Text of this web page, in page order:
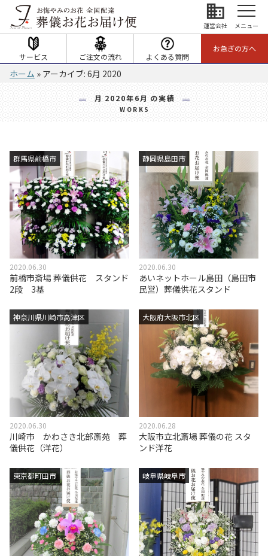
business
運営会社 メニュー
サービス ご注文の流れ よくある質問
お急ぎの方へ
ホーム » アーカイブ: 6月 2020
月 2020年6月 の実績
WORKS
群馬県前橋市
2020.06.30
前橋市斎場 葬儀供花 スタンド
2段 3基
静岡県島田市
2020.06.30
あいネットホール島田（島田市
民営）葬儀供花スタンド
神奈川県川崎市高津区
2020.06.30
川崎市 かわさき北部斎苑 葬
儀供花（洋花）
大阪府大阪市北区
2020.06.28
大阪市立北斎場 葬儀の花 スタ
ンド洋花
東京都町田市 岐阜県岐阜市